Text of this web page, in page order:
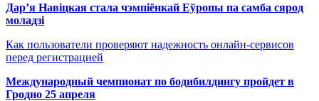
Дар’я Навіцкая стала чэмпіёнкай Еўропы па самба сярод
моладзі
Как пользователи проверяют надежность онлайн-сервисов
перед регистрацией
Международный чемпионат по бодибилдингу пройдет в
Гродно 25 апреля